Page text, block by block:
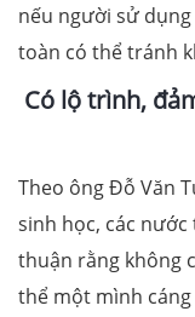
nếu người sử
toàn có thể tránh
Có lộ trình,
Theo ông Đỗ Văn
sinh học, các
thuận rằng không
thể một mình